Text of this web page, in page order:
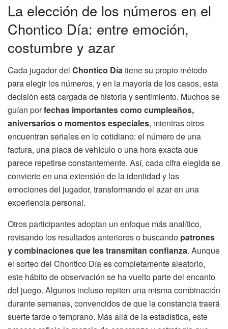
La elección de los números en el
Chontico Día: entre emoción,
costumbre y azar
Cada jugador del Chontico Díatiene su propio método
para elegir los números, y en la mayoría de los casos, esta
decisión está cargada de historia y sentimiento. Muchos se
guían porfechas importantes como cumpleaños,
aniversarios o momentos especiales, mientras otros
encuentran señales en lo cotidiano: el número de una
factura, una placa de vehículo o una hora exacta que
parece repetirse constantemente. Así, cada cifra elegida se
convierte en una extensión de la identidad y las
emociones del jugador, transformando el azar en una
experiencia personal.
Otros participantes adoptan un enfoque más analítico,
revisando los resultados anteriores o buscando patrones
y combinaciones que les transmitan confianza. Aunque
el sorteo del Chontico Día es completamente aleatorio,
este hábito de observación se ha vuelto parte del encanto
del juego. Algunos incluso repiten una misma combinación
durante semanas, convencidos de que la constancia traerá
suerte tarde o temprano. Más allá de la estadística, este